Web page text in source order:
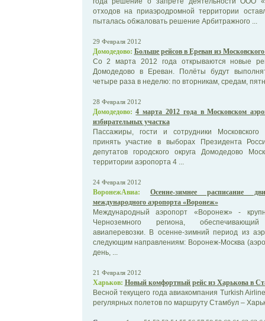
отходов на приаэродромной территории
пыталась обжаловать решение Арбитражного ...
29 Февраля 2012
Домодедово: Больше рейсов в Ереван из
Со 2 марта 2012 года открываются новые
Домодедово в Ереван. Полёты будут
четыре раза в неделю: по вторникам, средам,
28 Февраля 2012
Домодедово: 4 марта 2012 года в Московском
избирательных участка
Пассажиры, гости и сотрудники
принять участие в выборах Президента
депутатов городского округа Домодедово
территории аэропорта 4 ...
24 Февраля 2012
ВоронежАвиа:
Осенне-зимнее расписание
международного аэропорта «Воронеж»
Международный аэропорт «Воронеж» -
Черноземного региона,
авиаперевозки. В осенне-зимний период из
следующим направлениям: Воронеж-Москва
день, ...
21 Февраля 2012
Харьков: Новый комфортный рейс из Харькова в
Весной текущего года авиакомпания Turkish
регулярных полетов по маршруту Стамбул –